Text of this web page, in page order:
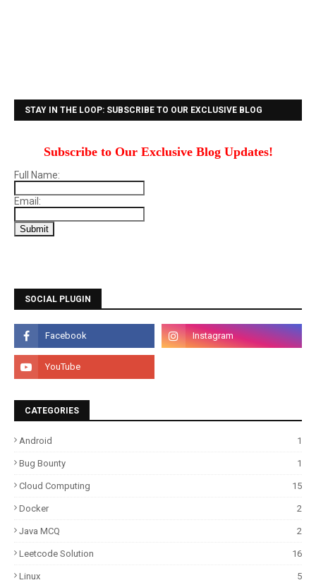
STAY IN THE LOOP: SUBSCRIBE TO OUR EXCLUSIVE BLOG
Subscribe to Our Exclusive Blog Updates!
Full Name:
Email:
SOCIAL PLUGIN
CATEGORIES
Android 1
Bug Bounty 1
Cloud Computing 15
Docker 2
Java MCQ 2
Leetcode Solution 16
Linux 5